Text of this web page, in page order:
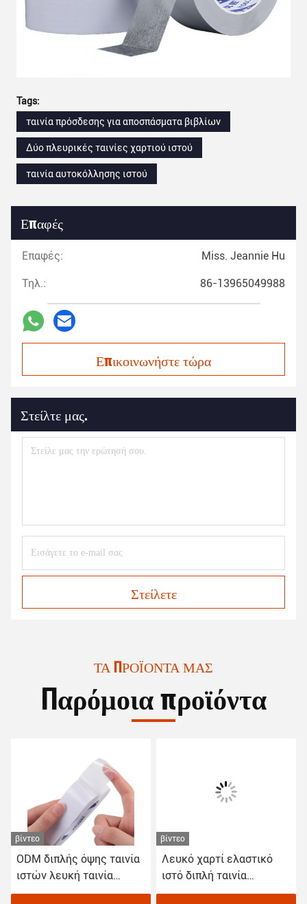
Tags:
ταινία πρόσδεσης για αποσπάσματα βιβλίων
Δύο πλευρικές ταινίες χαρτιού ιστού
ταινία αυτοκόλλησης ιστού
Επαφές
Επαφές: Miss. Jeannie Hu
Τηλ.: 86-13965049988
Επικοινωνήστε τώρα
Στείλτε μας.
Στείλετε
ΤΑ ΠΡΟΪΌΝΤΑ ΜΑΣ
Παρόμοια προϊόντα
βίντεο
ODM διπλής όψης ταινία
ιστών λευκή ταινία
Washi για χειροτεχνία
βίντεο
Λευκό χαρτί ελαστικό
ιστό διπλή ταινία
αυτοκόλλητο για το σπίτι